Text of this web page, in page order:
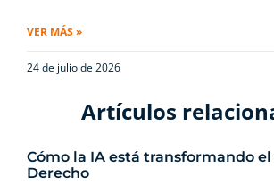
VER MÁS »
24 de julio de 2026
Artículos
Cómo la IA está transformando
Derecho